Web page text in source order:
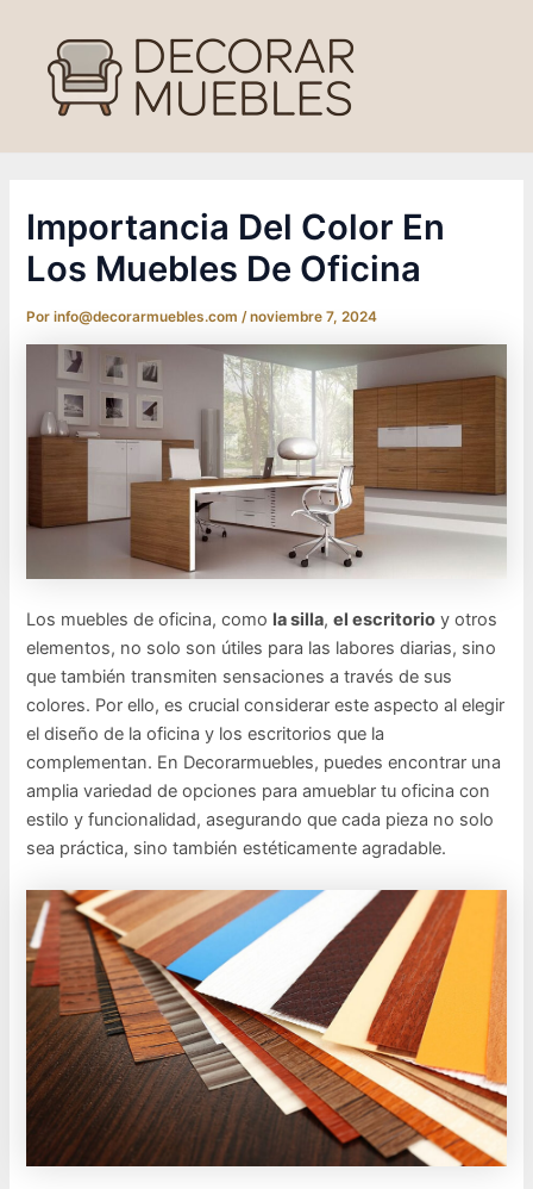
contenido
Importancia Del Color En
Los Muebles De Oficina
Porinfo@decorarmuebles.com/noviembre 7, 2024
Los muebles de oficina, como la silla,el escritorio y otros
elementos, no solo son útiles para las labores diarias, sino
que también transmiten sensaciones a través de sus
colores. Por ello, es crucial considerar este aspecto al elegir
el diseño de la oficina y los escritorios que la
complementan. En Decorarmuebles, puedes encontrar una
amplia variedad de opciones para amueblar tu oficina con
estilo y funcionalidad, asegurando que cada pieza no solo
sea práctica, sino también estéticamente agradable.